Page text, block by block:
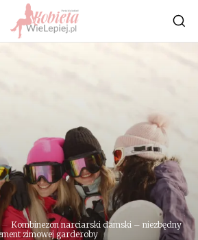
Kombinezon narciarski damski – niezbędny
zimowej garderoby